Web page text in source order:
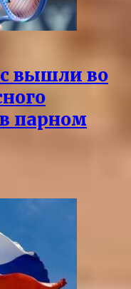
вышли во
парном